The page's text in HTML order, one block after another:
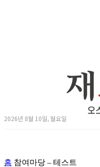
2026년 8월 10일, 월요일
홈 참여마당 – 테스트